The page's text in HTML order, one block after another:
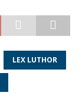
LEX LUTHOR